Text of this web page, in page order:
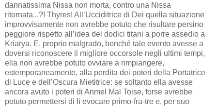
dannatissima Nissa non morta, contro una Nissa
ritornata...?! Thyres! All’Ucciditrice di Dei quella situazione
improvvisamente non avrebbe potuto che risultare persino
peggiore rispetto all’idea dei dodici titani a porre assedio a
Kriarya. E, proprio malgrado, benché tale evento avesse a
doversi riconoscere il migliore occorsole negli ultimi tempi,
ella non avrebbe potuto ovviare a rimpiangere,
estemporaneamente, alla perdita dei poteri della Portatrice
di Luce e dell’Oscura Mietitrice: se soltanto ella avesse
ancora avuto i poteri di Anmel Mal Toise, forse avrebbe
potuto permettersi di lì evocare primo-fra-tre e, per suo